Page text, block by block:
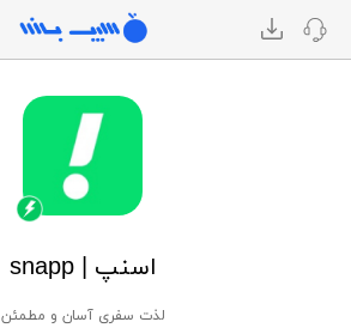
اسنپ | snapp
لذت سفری آسان و مطمئن